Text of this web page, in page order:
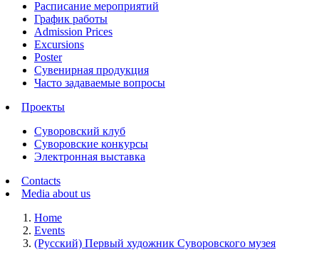
Расписание мероприятий
График работы
Admission Prices
Excursions
Poster
Сувенирная продукция
Часто задаваемые вопросы
Проекты
Суворовский клуб
Суворовские конкурсы
Электронная выставка
Contacts
Media about us
Home
Events
(Русский) Первый художник Суворовского музея